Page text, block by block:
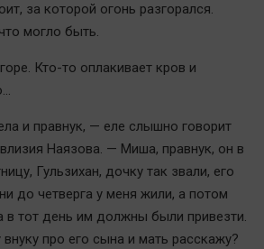
за которой огонь разгорался.
могло быть.
Кто-то оплакивает кров и
и правнук, — еле слышно говорит
Наязова. — Миша, правнук, он в
Гульзихан, дочку так звали, его
до четверга у меня жили, а потом
тот день им должны были привезти.
про его сына и мать расскажу?